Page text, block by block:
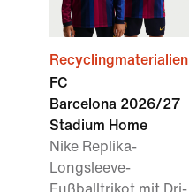
Recyclingmaterialien
FC
Barcelona 2026/27
Stadium Home
Nike Replika-
Longsleeve-
Fußballtrikot mit Dri-